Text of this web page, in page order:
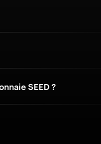
SEED ?